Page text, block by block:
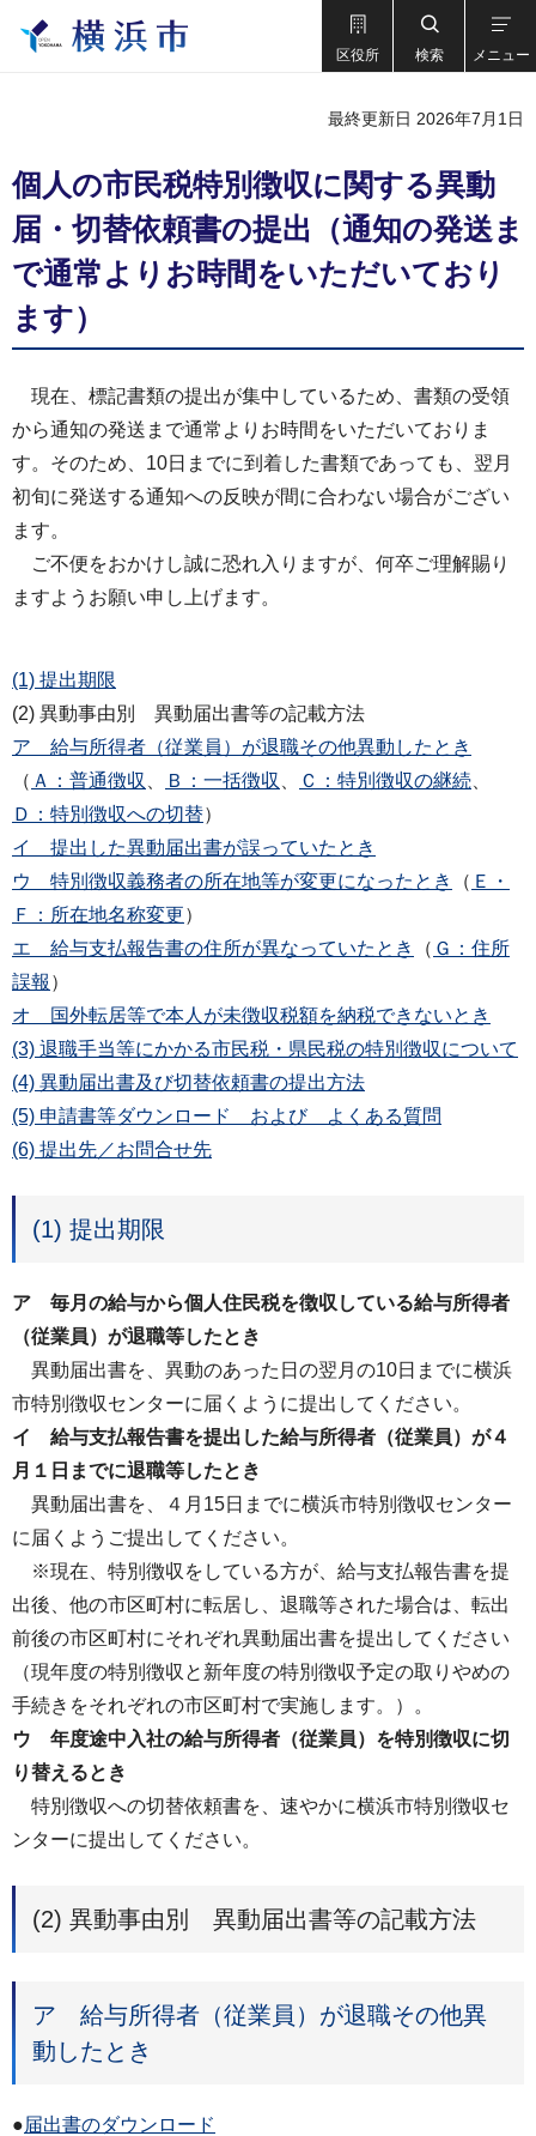
区役所 検索 メニュー
最終更新日 2026年7月1日
個人の市民税特別徴収に関する異動
届・切替依頼書の提出（通知の発送ま
で通常よりお時間をいただいており
ます）
現在、標記書類の提出が集中しているため、書類の受領
から通知の発送まで通常よりお時間をいただいておりま
す。そのため、10日までに到着した書類であっても、翌月
初旬に発送する通知への反映が間に合わない場合がござい
ます。
ご不便をおかけし誠に恐れ入りますが、何卒ご理解賜り
ますようお願い申し上げます。
(1) 提出期限
(2) 異動事由別 異動届出書等の記載方法
ア 給与所得者（従業員）が退職その他異動したとき
（ Ａ：普通徴収 Ｂ：一括徴収 Ｃ：特別徴収の継続
Ｄ：特別徴収への切替）
イ 提出した異動届出書が誤っていたとき
ウ 特別徴収義務者の所在地等が変更になったとき
（ Ｅ・
Ｆ：所在地名称変更）
エ 給与支払報告書の住所が異なっていたとき
（ Ｇ：住所
誤報 ）
オ 国外転居等で本人が未徴収税額を納税できないとき
(3) 退職手当等にかかる市民税・県民税の特別徴収について
(4) 異動届出書及び切替依頼書の提出方法
(5) 申請書等ダウンロード および よくある質問
(6) 提出先／お問合せ先
(1) 提出期限
ア 毎月の給与から個人住民税を徴収している給与所得者
（従業員）が退職等したとき
異動届出書を、異動のあった日の翌月の10日までに横浜
市特別徴収センターに届くように提出してください。
イ 給与支払報告書を提出した給与所得者（従業員）が４
月１日までに退職等したとき
異動届出書を、４月15日までに横浜市特別徴収センター
に届くようご提出してください。
※現在、特別徴収をしている方が、給与支払報告書を提
出後、他の市区町村に転居し、退職等された場合は、転出
前後の市区町村にそれぞれ異動届出書を提出してください
（現年度の特別徴収と新年度の特別徴収予定の取りやめの
手続きをそれぞれの市区町村で実施します。）。
ウ 年度途中入社の給与所得者（従業員）を特別徴収に切
り替えるとき
特別徴収への切替依頼書を、速やかに横浜市特別徴収セ
ンターに提出してください。
(2) 異動事由別 異動届出書等の記載方法
ア 給与所得者（従業員）が退職その他異
動したとき
●届出書のダウンロード